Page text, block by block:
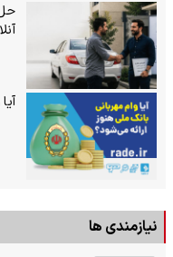
نیازمندی ها